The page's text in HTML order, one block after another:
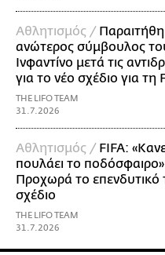
Αθλητισμός /
ανώτερος σύμβουλος
Ινφαντίνο μετά τις
για το νέο σχέδιο για τη
THE LIFO TEAM
31.7.2026
Αθλητισμός / FIFA:
πουλάει το
Προχωρά το επενδυτικό
σχέδιο
THE LIFO TEAM
31.7.2026